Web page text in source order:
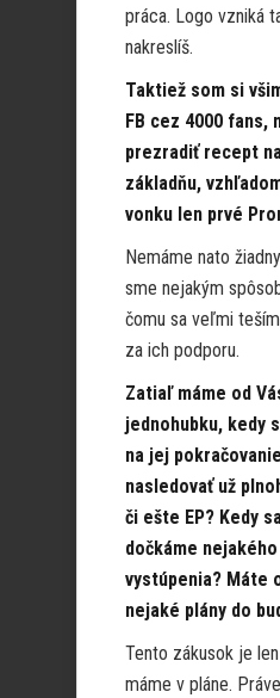
práca. Logo vzniká
nakreslíš.
Taktiež som si
FB cez 4000 fans,
prezradiť recept
základňu,
vonku len prvé
Nemáme nato
sme nejakým
čomu sa veľmi
za ich podporu.
Zatiaľ máme od
jednohubku, kedy
na jej
nasledovať už
či ešte EP? Kedy
dočkáme
vystúpenia? Máte
nejaké plány do
Tento zákusok je
máme v pláne.